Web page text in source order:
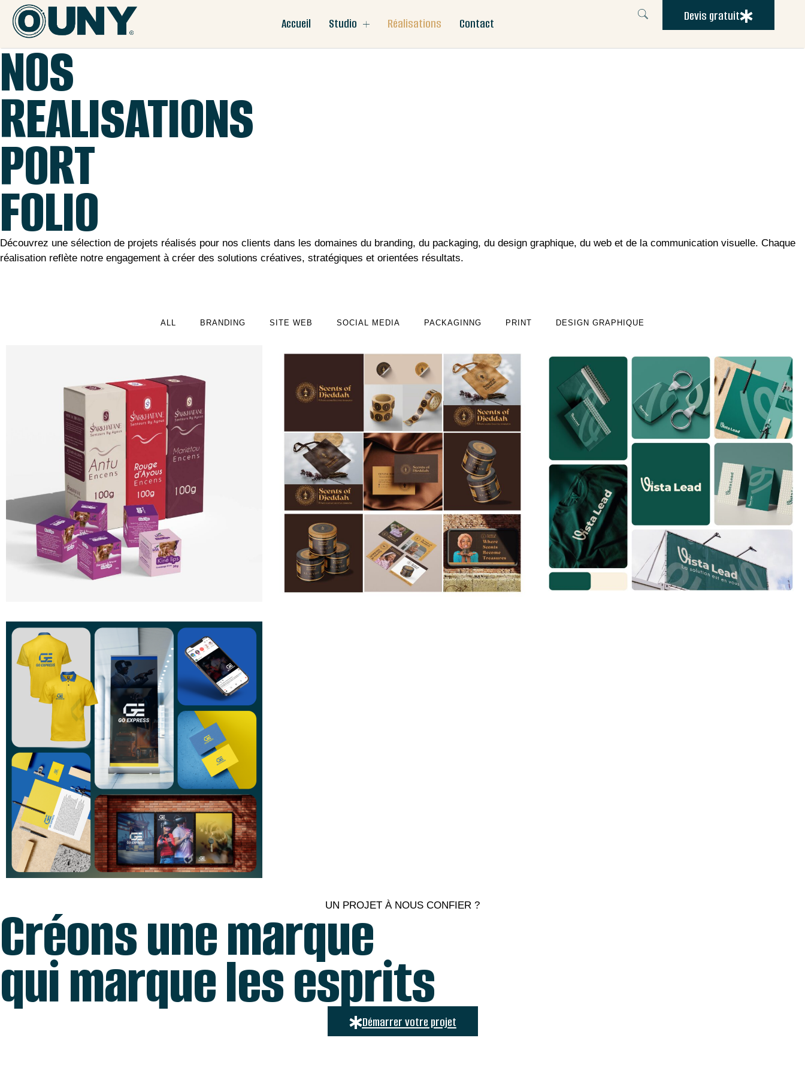
Accueil Studio Réalisations Contact Devis gratuit
NOS
REALISATIONS
PORT
FOLIO
Découvrez une sélection de projets réalisés pour nos clients dans les domaines du branding, du packaging, du design graphique, du web et de la communication visuelle. Chaque
réalisation reflète notre engagement à créer des solutions créatives, stratégiques et orientées résultats.
ALL BRANDING SITE WEB SOCIAL MEDIA PACKAGINNG PRINT DESIGN GRAPHIQUE
UN PROJET À NOUS CONFIER ?
Créons une marque
qui marque les esprits
Démarrer votre projet